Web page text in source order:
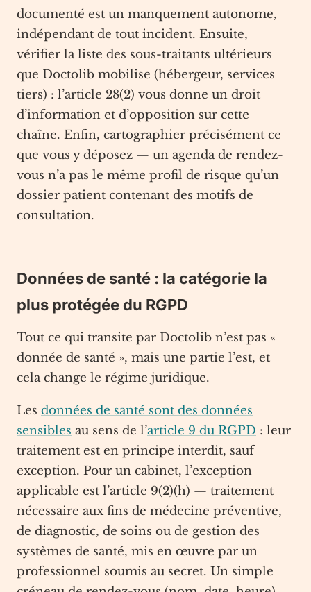
documenté est un manquement autonome,
indépendant de tout incident. Ensuite,
vérifier la liste des sous-traitants ultérieurs
que Doctolib mobilise (hébergeur, services
tiers) : l’article 28(2) vous donne un droit
d’information et d’opposition sur cette
chaîne. Enfin, cartographier précisément ce
que vous y déposez — un agenda de rendez-
vous n’a pas le même profil de risque qu’un
dossier patient contenant des motifs de
consultation.
Données de santé : la catégorie la
plus protégée du RGPD
Tout ce qui transite par Doctolib n’est pas «
donnée de santé », mais une partie l’est, et
cela change le régime juridique.
Les données de santé sont des données
sensibles au sens de l’article 9 du RGPD : leur
traitement est en principe interdit, sauf
exception. Pour un cabinet, l’exception
applicable est l’article 9(2)(h) — traitement
nécessaire aux fins de médecine préventive,
de diagnostic, de soins ou de gestion des
systèmes de santé, mis en œuvre par un
professionnel soumis au secret. Un simple